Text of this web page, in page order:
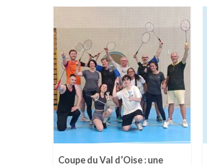
Coupe du Val d’Oise : une